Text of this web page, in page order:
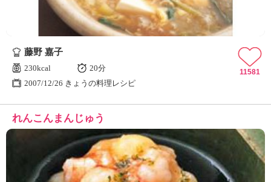
藤野 嘉子
230kcal
20分
2007/12/26 きょうの料理レシピ
11581
れんこんまんじゅう